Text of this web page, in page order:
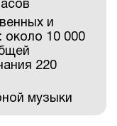
и
около 10 000
220
музыки